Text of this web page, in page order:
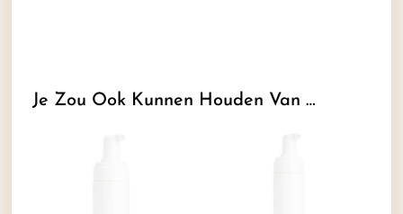
Je Zou Ook Kunnen Houden Van …